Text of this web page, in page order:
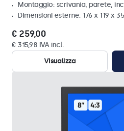
Montaggio: scrivania, parete,
Dimensioni esterne: 176 x 119 x
€ 259,00
€ 315,98 IVA incl.
Visualizza